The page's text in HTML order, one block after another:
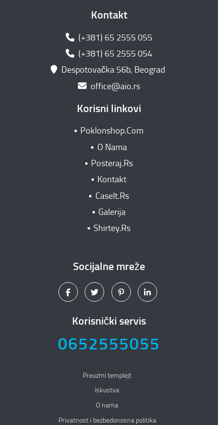
Kontakt
(+381) 65 2555 055
(+381) 65 2555 054
Despotovačka 56b, Beograd
office@aio.rs
Korisni linkovi
Poklonshop.Com
O Nama
Posteraj.Rs
Kontakt
CaseIt.Rs
Galerija
Shirtey.Rs
Socijalne mreže
Korisnički servis
0652555055
Preuzmi templejt
Iskustva
O nama
Privatnost i bezbedonosna politika
Privatnost i bezbedonosna politika